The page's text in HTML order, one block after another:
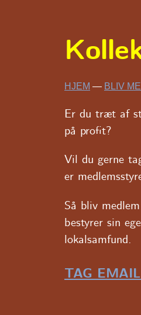
HJEM — BLIV
Er du træt af
på profit?
Vil du gerne
er
Så bliv
bestyrer sin
lokalsamfund.
TAG